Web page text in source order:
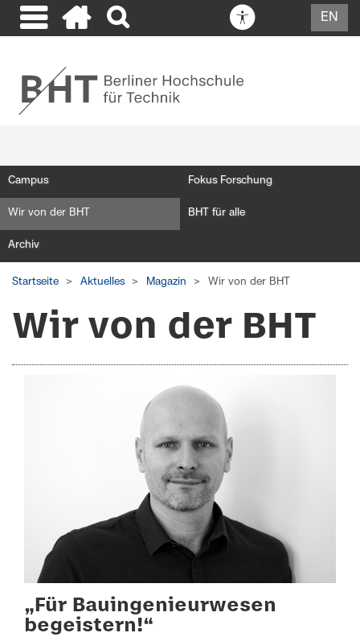
EN
Campus Fokus Forschung
Wir von der BHT BHT für alle
Archiv
Startseite Aktuelles Magazin Wir von der BHT
Wir von der BHT
„Für Bauingenieurwesen
begeistern!“